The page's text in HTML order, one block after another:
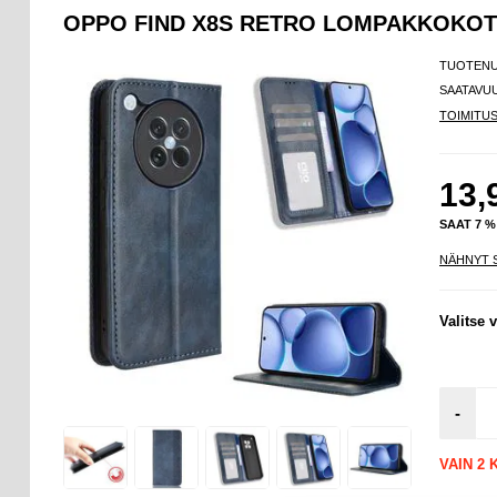
OPPO FIND X8S RETRO
SAAT 7
NÄHNYT
Valitse
-
VAIN 2